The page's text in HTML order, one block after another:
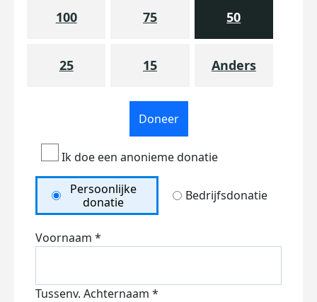
100 75 50
25 15 Anders
Doneer
Ik doe een anonieme donatie
Persoonlijke
donatie
Bedrijfsdonatie
Voornaam *
Tussenv. Achternaam *